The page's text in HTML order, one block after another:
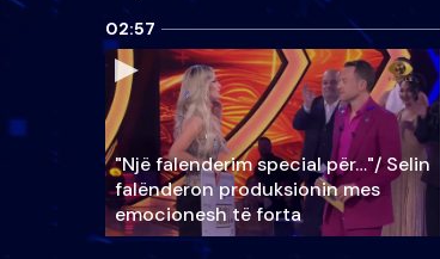
02:57
"Një falenderim special për…"/ Selin
falënderon produksionin mes
emocionesh të forta